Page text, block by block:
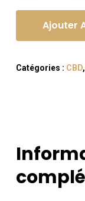
Ajouter
Catégories : CBD,